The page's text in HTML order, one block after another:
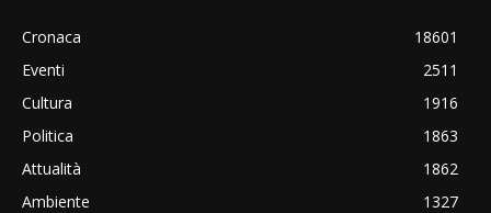
Cronaca
18601
Eventi
2511
Cultura
1916
Politica
1863
Attualità
1862
Ambiente
1327